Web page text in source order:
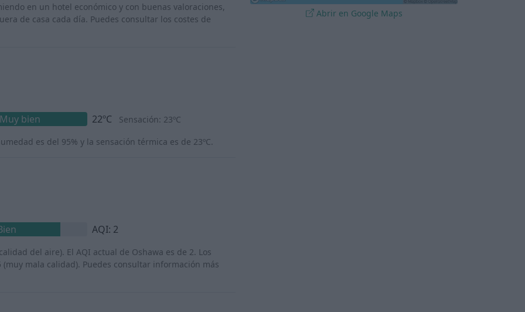
en un hotel económico y con buenas valoraciones,
de casa cada día. Puedes consultar los costes de
Muy bien 22ºC
Sensación: 23ºC
es del 95% y la sensación térmica es de 23ºC.
AQI: 2
del aire). El AQI actual de Oshawa es de 2. Los
mala calidad). Puedes consultar información más
Abrir en Google Maps